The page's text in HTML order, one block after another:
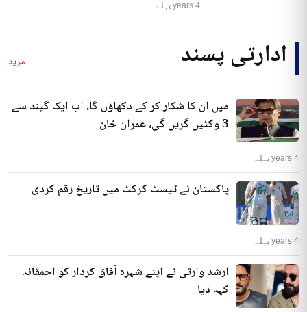
4 years پہلے
ادارتی پسند مزید
میں ان کا شکار کر کے دکھاؤں گا، اب ایک گیند سے
3 وکٹیں گریں گی، عمران خان
4 years پہلے
پاکستان نے ٹیسٹ کرکٹ میں تاریخ رقم کردی
4 years پہلے
ارشد وارثی نے اپنے شہرہ آفاق کردار کو احمقانہ
کہہ دیا